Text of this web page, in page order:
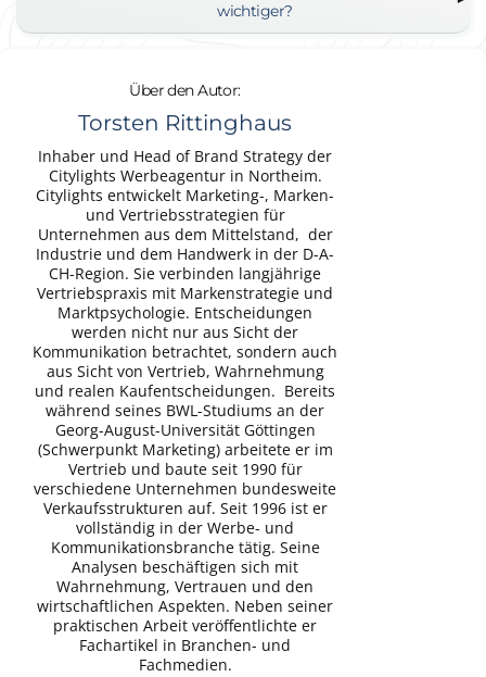
wichtiger?
Über den Autor:
Torsten Rittinghaus
Inhaber und Head of Brand Strategy der
Citylights Werbeagentur in Northeim.
Citylights entwickelt Marketing-, Marken-
und Vertriebsstrategien für
Unternehmen aus dem Mittelstand, der
Industrie und dem Handwerk in der D-A-
CH-Region. Sie verbinden langjährige
Vertriebspraxis mit Markenstrategie und
Marktpsychologie. Entscheidungen
werden nicht nur aus Sicht der
Kommunikation betrachtet, sondern auch
aus Sicht von Vertrieb, Wahrnehmung
und realen Kaufentscheidungen. Bereits
während seines BWL-Studiums an der
Georg-August-Universität Göttingen
(Schwerpunkt Marketing) arbeitete er im
Vertrieb und baute seit 1990 für
verschiedene Unternehmen bundesweite
Verkaufsstrukturen auf. Seit 1996 ist er
vollständig in der Werbe- und
Kommunikationsbranche tätig. Seine
Analysen beschäftigen sich mit
Wahrnehmung, Vertrauen und den
wirtschaftlichen Aspekten. Neben seiner
praktischen Arbeit veröffentlichte er
Fachartikel in Branchen- und
Fachmedien.